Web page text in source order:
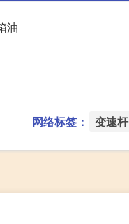
油
网络标签： 变速杆